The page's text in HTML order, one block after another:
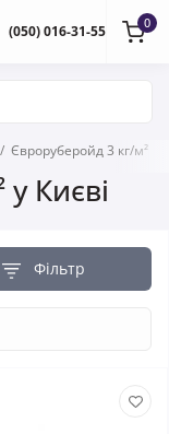
(050) 016-31-55 0
Євроруберойд 3 кг/м²
Києві
Фільтр